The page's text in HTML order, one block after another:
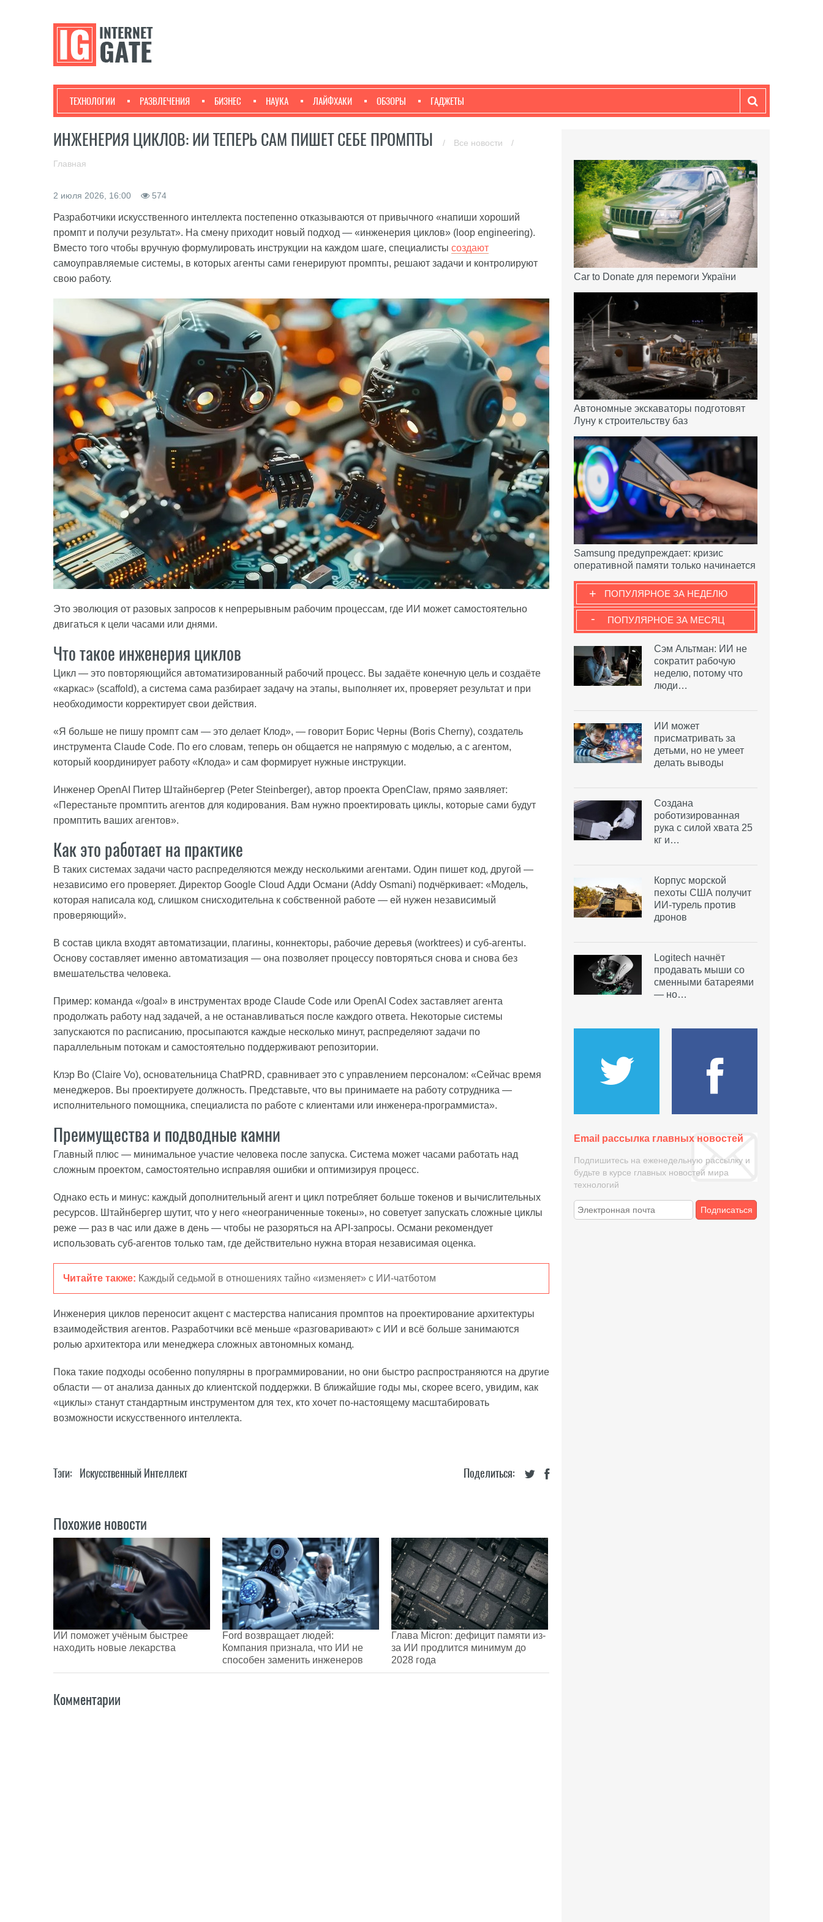
ТЕХНОЛОГИИ РАЗВЛЕЧЕНИЯ БИЗНЕС НАУКА ЛАЙФХАКИ ОБЗОРЫ ГАДЖЕТЫ
ИНЖЕНЕРИЯ ЦИКЛОВ: ИИ ТЕПЕРЬ САМ ПИШЕТ СЕБЕ ПРОМПТЫ / Все новости /
Главная
2 июля 2026, 16:00 574
Разработчики искусственного интеллекта постепенно отказываются от привычного «напиши хороший
промпт и получи результат». На смену приходит новый подход — «инженерия циклов» (loop engineering).
Вместо того чтобы вручную формулировать инструкции на каждом шаге, специалисты создают
самоуправляемые системы, в которых агенты сами генерируют промпты, решают задачи и контролируют
свою работу.
Это эволюция от разовых запросов к непрерывным рабочим процессам, где ИИ может самостоятельно
двигаться к цели часами или днями.
Что такое инженерия циклов
Цикл — это повторяющийся автоматизированный рабочий процесс. Вы задаёте конечную цель и создаёте
«каркас» (scaffold), а система сама разбирает задачу на этапы, выполняет их, проверяет результат и при
необходимости корректирует свои действия.
«Я больше не пишу промпт сам — это делает Клод», — говорит Борис Черны (Boris Cherny), создатель
инструмента Claude Code. По его словам, теперь он общается не напрямую с моделью, а с агентом,
который координирует работу «Клода» и сам формирует нужные инструкции.
Инженер OpenAI Питер Штайнбергер (Peter Steinberger), автор проекта OpenClaw, прямо заявляет:
«Перестаньте промптить агентов для кодирования. Вам нужно проектировать циклы, которые сами будут
промптить ваших агентов».
Как это работает на практике
В таких системах задачи часто распределяются между несколькими агентами. Один пишет код, другой —
независимо его проверяет. Директор Google Cloud Адди Османи (Addy Osmani) подчёркивает: «Модель,
которая написала код, слишком снисходительна к собственной работе — ей нужен независимый
проверяющий».
В состав цикла входят автоматизации, плагины, коннекторы, рабочие деревья (worktrees) и суб-агенты.
Основу составляет именно автоматизация — она позволяет процессу повторяться снова и снова без
вмешательства человека.
Пример: команда «/goal» в инструментах вроде Claude Code или OpenAI Codex заставляет агента
продолжать работу над задачей, а не останавливаться после каждого ответа. Некоторые системы
запускаются по расписанию, просыпаются каждые несколько минут, распределяют задачи по
параллельным потокам и самостоятельно поддерживают репозитории.
Клэр Во (Claire Vo), основательница ChatPRD, сравнивает это с управлением персоналом: «Сейчас время
менеджеров. Вы проектируете должность. Представьте, что вы принимаете на работу сотрудника —
исполнительного помощника, специалиста по работе с клиентами или инженера-программиста».
Преимущества и подводные камни
Главный плюс — минимальное участие человека после запуска. Система может часами работать над
сложным проектом, самостоятельно исправляя ошибки и оптимизируя процесс.
Однако есть и минус: каждый дополнительный агент и цикл потребляет больше токенов и вычислительных
ресурсов. Штайнбергер шутит, что у него «неограниченные токены», но советует запускать сложные циклы
реже — раз в час или даже в день — чтобы не разоряться на API-запросы. Османи рекомендует
использовать суб-агентов только там, где действительно нужна вторая независимая оценка.
Читайте также: Каждый седьмой в отношениях тайно «изменяет» с ИИ-чатботом
Инженерия циклов переносит акцент с мастерства написания промптов на проектирование архитектуры
взаимодействия агентов. Разработчики всё меньше «разговаривают» с ИИ и всё больше занимаются
ролью архитектора или менеджера сложных автономных команд.
Пока такие подходы особенно популярны в программировании, но они быстро распространяются на другие
области — от анализа данных до клиентской поддержки. В ближайшие годы мы, скорее всего, увидим, как
«циклы» станут стандартным инструментом для тех, кто хочет по-настоящему масштабировать
возможности искусственного интеллекта.
Поделиться:
Тэги: Искусственный Интеллект
Похожие новости
ИИ поможет учёным быстрее
находить новые лекарства
Ford возвращает людей:
Компания признала, что ИИ не
способен заменить инженеров
Глава Micron: дефицит памяти из-
за ИИ продлится минимум до
2028 года
Комментарии
Car to Donate для перемоги України
Автономные экскаваторы подготовят
Луну к строительству баз
Samsung предупреждает: кризис
оперативной памяти только начинается
ПОПУЛЯРНОЕ ЗА НЕДЕЛЮ
+
ПОПУЛЯРНОЕ ЗА МЕСЯЦ
-
Сэм Альтман: ИИ не
сократит рабочую
неделю, потому что
люди…
ИИ может
присматривать за
детьми, но не умеет
делать выводы
Создана
роботизированная
рука с силой хвата 25
кг и…
Корпус морской
пехоты США получит
ИИ-турель против
дронов
Logitech начнёт
продавать мыши со
сменными батареями
— но…
Email рассылка главных новостей
Подпишитесь на еженедельную рассылку и
будьте в курсе главных новостей мира
технологий
Подписаться